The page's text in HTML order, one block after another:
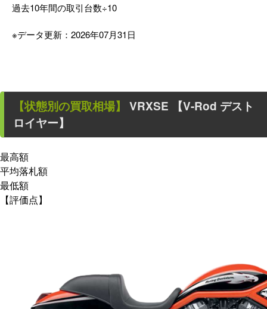
過去10年間の取引台数÷10
※データ更新：2026年07月31日
【状態別の買取相場】 VRXSE 【V-Rod デスト
ロイヤー】
最高額
平均落札額
最低額
【評価点】